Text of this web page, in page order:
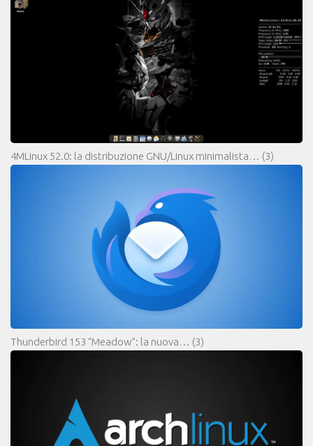
4MLinux 52.0: la distribuzione GNU/Linux minimalista… (3)
Thunderbird 153 “Meadow”: la nuova… (3)